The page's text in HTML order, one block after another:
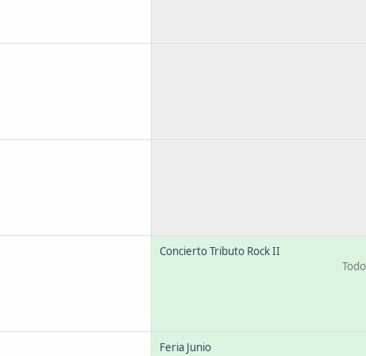
Concierto Tributo Rock II
Feria Junio